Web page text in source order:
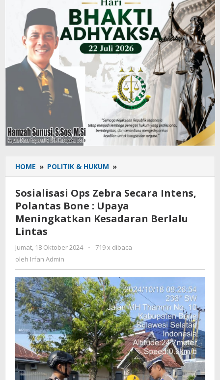
HOME » POLITIK & HUKUM »
Ops
Secara
Intens,
Polantas
Upaya
Kesadaran
Berlalu
Lintas
Sosialisasi Ops Zebra Secara Intens,
Polantas Bone : Upaya
Meningkatkan Kesadaran Berlalu
Lintas
Jumat, 18 Oktober 2024
oleh
-
719 x dibaca
oleh Irfan Admin